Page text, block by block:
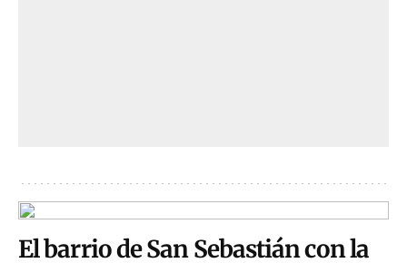
El barrio de San Sebastián con la